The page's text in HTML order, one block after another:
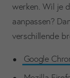
werken. Wil je
aanpassen?
verschillende
Google